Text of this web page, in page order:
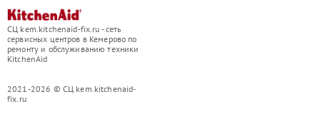
СЦ kem.kitchenaid-fix.ru - сеть
сервисных центров в Кемерово по
ремонту и обслуживанию техники
KitchenAid
2021-2026 © СЦ kem.kitchenaid-
fix.ru